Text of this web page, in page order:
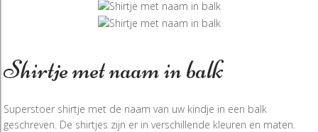
Shirtje met naam in balk
Superstoer shirtje met de naam van uw kindje in een balk
geschreven. De shirtjes zijn er in verschillende kleuren en maten.